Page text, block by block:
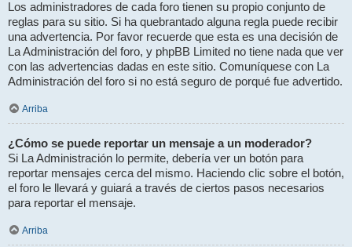
Los administradores de cada foro tienen su propio conjunto de
reglas para su sitio. Si ha quebrantado alguna regla puede recibir
una advertencia. Por favor recuerde que esta es una decisión de
La Administración del foro, y phpBB Limited no tiene nada que ver
con las advertencias dadas en este sitio. Comuníquese con La
Administración del foro si no está seguro de porqué fue advertido.
Arriba
¿Cómo se puede reportar un mensaje a un moderador?
Si La Administración lo permite, debería ver un botón para
reportar mensajes cerca del mismo. Haciendo clic sobre el botón,
el foro le llevará y guiará a través de ciertos pasos necesarios
para reportar el mensaje.
Arriba